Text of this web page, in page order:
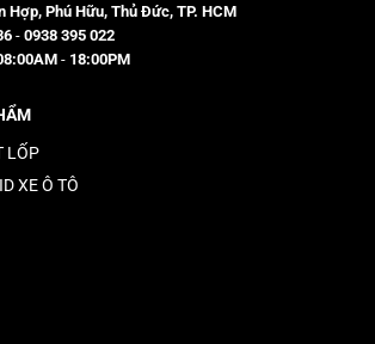
Hợp, Phú Hữu, Thủ Đức, TP. HCM
- 0938 395 022
- 18:00PM
LỐP
XE Ô TÔ